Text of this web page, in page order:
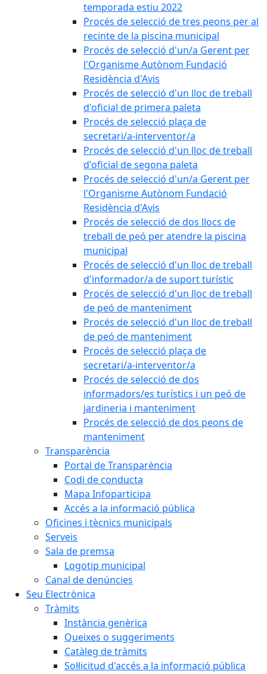
temporada estiu 2022
Procés de selecció de tres peons per al
recinte de la piscina municipal
Procés de selecció d'un/a Gerent per
l'Organisme Autònom Fundació
Residència d'Avis
Procés de selecció d'un lloc de treball
d'oficial de primera paleta
Procés de selecció plaça de
secretari/a-interventor/a
Procés de selecció d'un lloc de treball
d'oficial de segona paleta
Procés de selecció d'un/a Gerent per
l'Organisme Autònom Fundació
Residència d'Avis
Procés de selecció de dos llocs de
treball de peó per atendre la piscina
municipal
Procés de selecció d'un lloc de treball
d'informador/a de suport turístic
Procés de selecció d'un lloc de treball
de peó de manteniment
Procés de selecció d'un lloc de treball
de peó de manteniment
Procés de selecció plaça de
secretari/a-interventor/a
Procés de selecció de dos
informadors/es turístics i un peó de
jardineria i manteniment
Procés de selecció de dos peons de
manteniment
Transparència
Portal de Transparència
Codi de conducta
Mapa Infoparticipa
Accés a la informació pública
Oficines i tècnics municipals
Serveis
Sala de premsa
Logotip municipal
Canal de denúncies
Seu Electrònica
Tràmits
Instància genèrica
Queixes o suggeriments
Catàleg de tràmits
Sol·licitud d'accés a la informació pública